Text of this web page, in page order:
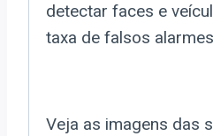
detectar faces e
taxa de falsos
Veja as imagens das